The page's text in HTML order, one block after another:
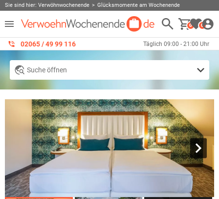
Sie sind hier: Verwöhnwochenende Glücksmomente am Wochenende
0 0
02065 / 49 ‌99 116 Täglich 09:00 - 21:00 Uhr
Suche öffnen